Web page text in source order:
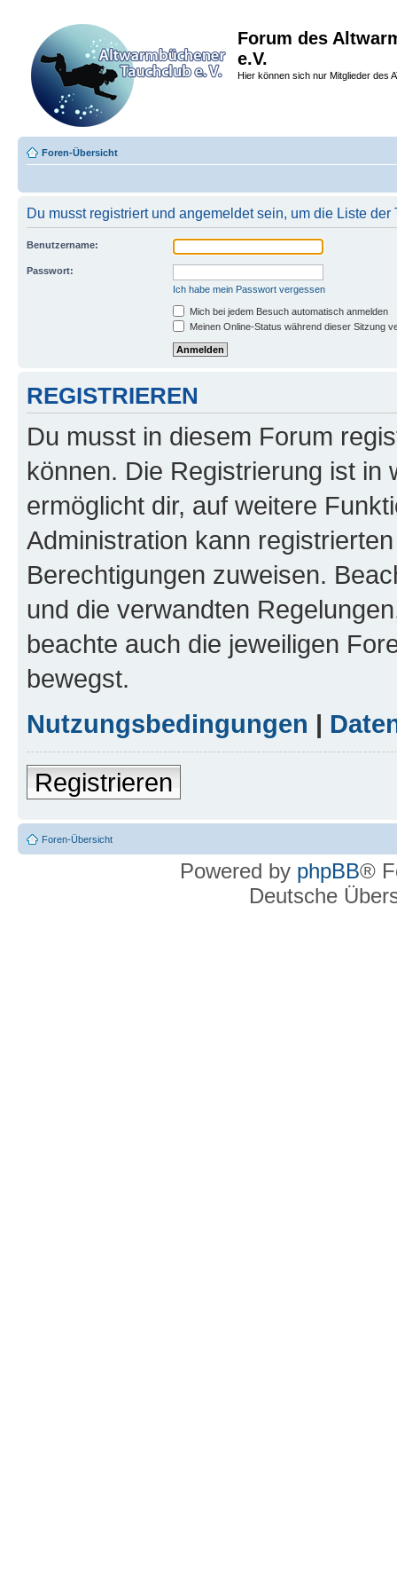
Forum des
e.V.
Hier können sich nur Mitglieder des
Foren-Übersicht
Du musst registriert und angemeldet sein, um die Liste
Benutzername:
Passwort:
Ich habe mein Passwort vergessen
Mich bei jedem Besuch automatisch anmelden
Meinen Online-Status während dieser Sitzung
REGISTRIEREN
Du musst in diesem Forum
können. Die Registrierung ist in
ermöglicht dir, auf weitere
Administration kann
Berechtigungen zuweisen.
und die verwandten
beachte auch die jeweiligen
bewegst.
Nutzungsbedingungen |
Registrieren
Foren-Übersicht
Powered by phpBB®
Deutsche